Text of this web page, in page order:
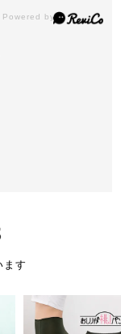
ます